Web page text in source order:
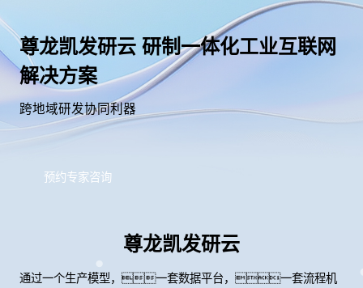
尊龙凯发研云 研制一体化工业互联网
解决方案
跨地域研发协同利器
预约专家咨询
尊龙凯发研云
通过一个生产模型，一套数据平台，一套流程机